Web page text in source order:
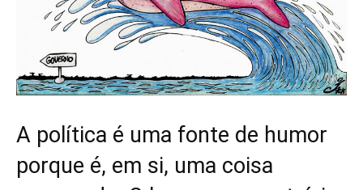
A política é uma fonte de humor
porque é, em si, uma coisa